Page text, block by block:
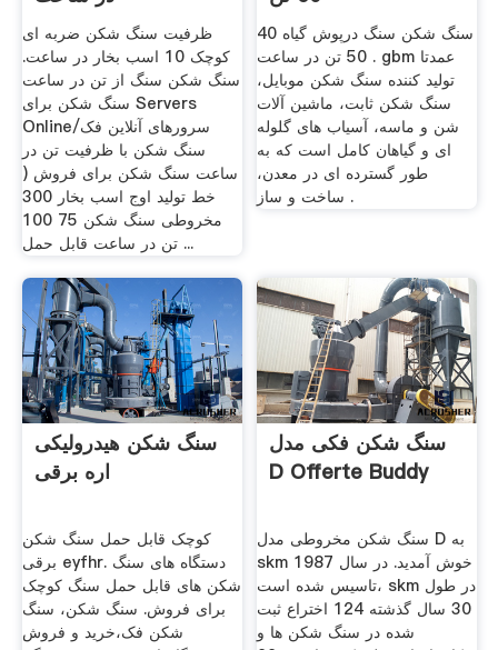
ظرفیت سنگ شکن ضربه ای
کوچک 10 اسب بخار در ساعت.
سنگ شکن سنگ از تن در ساعت
سنگ شکن برای Servers
Online/سرورهای آنلاین فک
سنگ شکن با ظرفیت تن در
ساعت سنگ شکن برای فروش (
خط تولید اوج اسب بخار 300
مخروطی سنگ شکن 75 100
تن در ساعت قابل حمل ...
سنگ شکن سنگ درپوش گیاه 40
50 تن در ساعت . gbm عمدتا
تولید کننده سنگ شکن موبایل،
سنگ شکن ثابت، ماشین آلات
شن و ماسه، آسیاب های گلوله
ای و گیاهان کامل است که به
طور گسترده ای در معدن،
ساخت و ساز .
سنگ شکن هیدرولیکی
اره برقی
کوچک قابل حمل سنگ شکن
برقی eyfhr. دستگاه های سنگ
شکن های قابل حمل سنگ کوچک
برای فروش. سنگ شکن، سنگ
شکن فک،خرید و فروش
سنگ شکن فکی مدل
D Offerte Buddy
سنگ شکن مخروطی مدل D به
skm خوش آمدید. در سال 1987
تاسیس شده است، skm در طول
30 سال گذشته 124 اختراع ثبت
شده در سنگ شکن ها و